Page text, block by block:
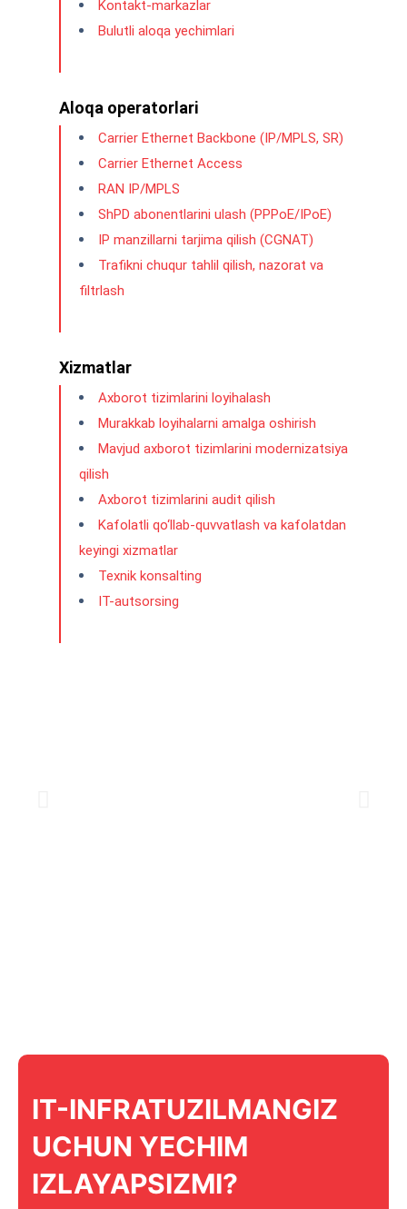
Kontakt-markazlar
Bulutli aloqa yechimlari
Aloqa operatorlari
Carrier Ethernet Backbone (IP/MPLS, SR)
Carrier Ethernet Access
RAN IP/MPLS
ShPD abonentlarini ulash (PPPoE/IPoE)
IP manzillarni tarjima qilish (CGNAT)
Trafikni chuqur tahlil qilish, nazorat va
filtrlash
Xizmatlar
Axborot tizimlarini loyihalash
Murakkab loyihalarni amalga oshirish
Mavjud axborot tizimlarini modernizatsiya
qilish
Axborot tizimlarini audit qilish
Kafolatli qo‘llab-quvvatlash va kafolatdan
keyingi xizmatlar
Texnik konsalting
IT-autsorsing
IT-INFRATUZILMANGIZ
UCHUN YECHIM
IZLAYAPSIZMI?